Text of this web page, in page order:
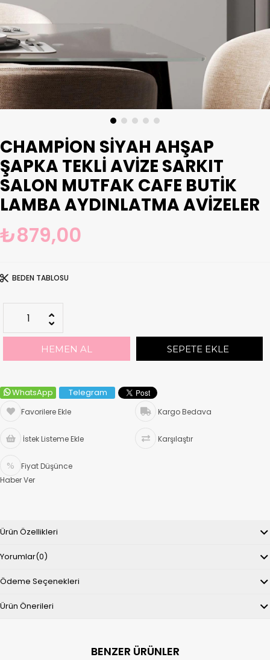
CHAMPION SIYAH AHŞAP
ŞAPKA TEKLI AVIZE SARKIT
SALON MUTFAK CAFE BUTIK
LAMBA AYDINLATMA AVIZELER
₺879,00
BEDEN TABLOSU
WhatsApp Telegram
Favorilere Ekle Kargo Bedava
İstek Listeme Ekle Karşılaştır
Fiyat Düşünce
Haber Ver
Ürün Özellikleri
Yorumlar(0)
Ödeme Seçenekleri
Ürün Önerileri
BENZER ÜRÜNLER